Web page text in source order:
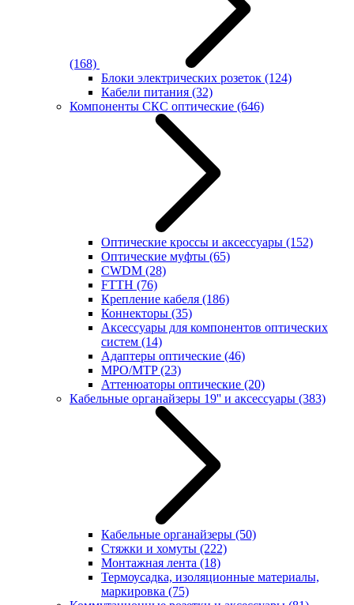
(168)
Блоки электрических розеток (124)
Кабели питания (32)
Компоненты СКС оптические (646)
Оптические кроссы и аксессуары (152)
Оптические муфты (65)
CWDM (28)
FTTH (76)
Крепление кабеля (186)
Коннекторы (35)
Аксессуары для компонентов оптических
систем (14)
Адаптеры оптические (46)
MPO/MTP(23)
Аттенюаторы оптические (20)
Кабельные органайзеры 19'' и аксессуары (383)
Кабельные органайзеры (50)
Стяжки и хомуты (222)
Монтажная лента (18)
Термоусадка, изоляционные материалы,
маркировка (75)